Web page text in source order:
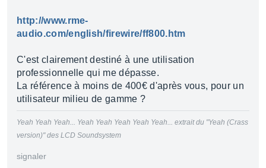
http://www.rme-
audio.com/english/firewire/ff800.htm
C'est clairement destiné à une utilisation
professionnelle qui me dépasse.
La référence à moins de 400€ d'après vous, pour un
utilisateur milieu de gamme ?
Yeah Yeah Yeah... Yeah Yeah Yeah Yeah Yeah... extrait du "Yeah (Crass
version)" des LCD Soundsystem
signaler